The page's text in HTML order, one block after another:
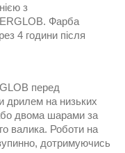
з
Фарба
4 години після
перед
дрилем на низьких
двома шарами за
валика. Роботи на
дотримуючись